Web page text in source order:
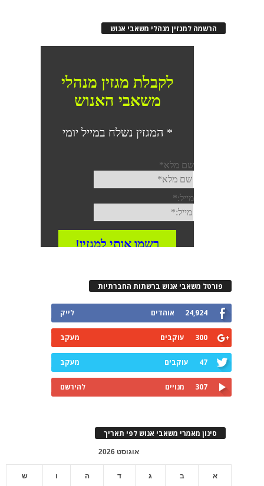
הרשמה למגזין מנהלי משאבי אנוש
פורטל משאבי אנוש ברשתות החברתיות
24,924 אוהדים לייק
300 עוקבים מעקב
47 עוקבים מעקב
307 מנויים להירשם
סינון מאמרי משאבי אנוש לפי תאריך
אוגוסט 2026
א ב ג ד ה ו ש